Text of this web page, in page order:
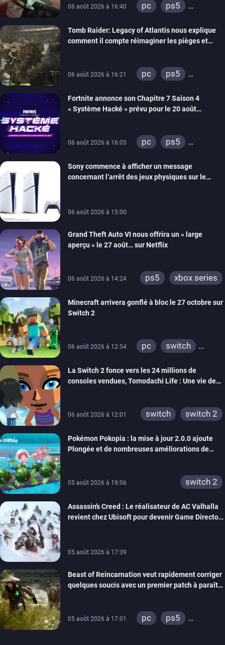
06 août 2026 à 16:40 pc
ps5
switch 2
Tomb Raider: Legacy of Atlantis nous explique
comment il compte réimaginer les pièges et
06 août 2026 à 16:21 pc
ps5
switch 2
Fortnite annonce son Chapitre 7 Saison 4
« Système Hacké » prévu pour le 20 août
06 août 2026 à 16:05 pc
ps5
switch
ios
android
ps4
Sony commence à afficher un message
concernant l’arrêt des jeux physiques sur le
06 août 2026 à 15:00
Grand Theft Auto VI nous offrira un « large
aperçu » le 27 août… sur Netflix
06 août 2026 à 14:24 ps5 xbox series
Minecraft arrivera gonflé à bloc le 27 octobre sur
Switch 2
06 août 2026 à 12:54 pc
switch
xbox one
wiiu
3ds
ps3
switch 2
La Switch 2 fonce vers les 24 millions de
consoles vendues, Tomodachi Life : Une vie de
06 août 2026 à 12:01 switch switch 2
Pokémon Pokopia : la mise à jour 2.0.0 ajoute
Plongée et de nombreuses améliorations de
05 août 2026 à 19:06 switch 2
Assassin’s Creed : Le réalisateur de AC Valhalla
revient chez Ubisoft pour devenir Game Director
05 août 2026 à 17:39
Beast of Reincarnation veut rapidement corriger
quelques soucis avec un premier patch à paraître
05 août 2026 à 17:01 pc
ps5